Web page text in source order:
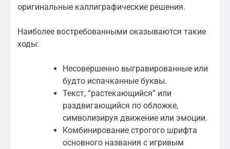
оригинальные каллиграфические решения.
Наиболее востребованными оказываются такие
ходы:
Несовершенно выгравированные или
будто испачканные буквы.
Текст, “растекающийся” или
раздвигающийся по обложке,
символизируя движение или эмоции.
Комбинирование строгого шрифта
основного названия с игривым